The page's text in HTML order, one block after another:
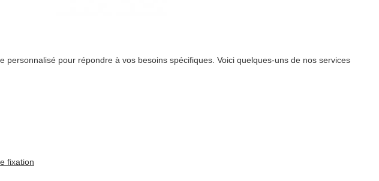
pour répondre à vos besoins spécifiques. Voici quelques-uns de nos services
fixation